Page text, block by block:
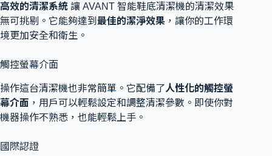
高效的清潔系統 讓 AVANT 智能鞋底清潔機的清潔效果
無可挑剔。它能夠達到 最佳的潔淨效果 ，讓你的工作環
境更加安全和衛生。
觸控螢幕介面
操作這台清潔機也非常簡單。它配備了人性化的觸控螢
幕介面 ，用戶可以輕鬆設定和調整清潔參數。即使你對
機器操作不熟悉，也能輕鬆上手。
國際認證